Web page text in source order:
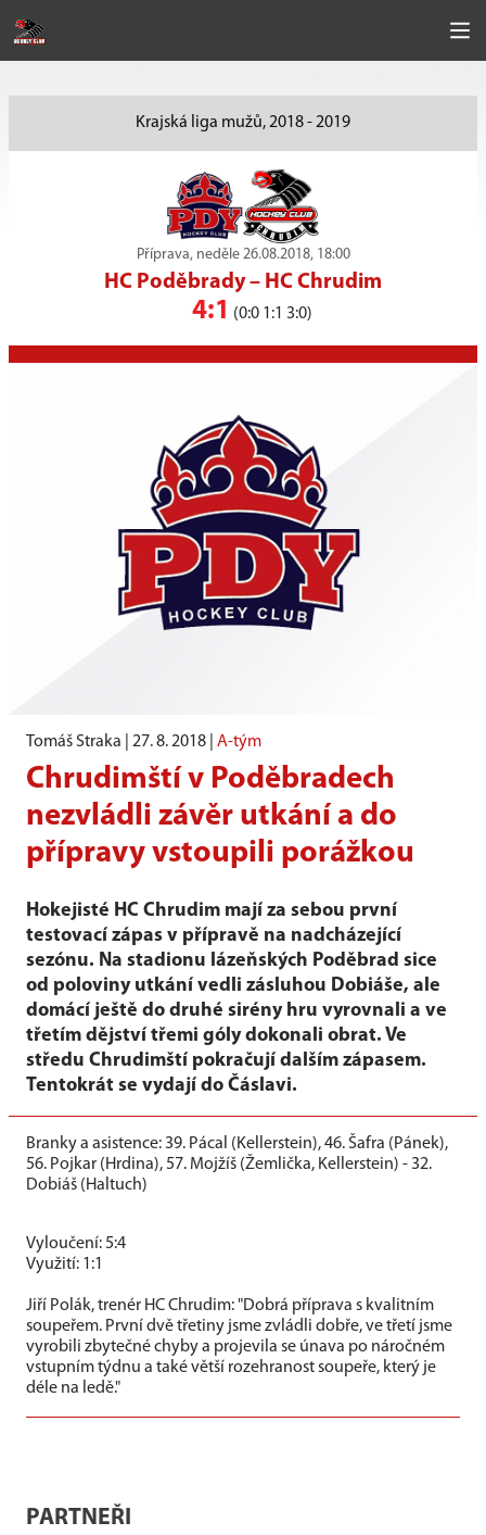
Krajská liga mužů, 2018 - 2019
Příprava, neděle 26.08.2018, 18:00
HC Poděbrady– HC Chrudim
4:1 (0:0 1:1 3:0)
Tomáš Straka | 27. 8. 2018 A-tým
Chrudimští v Poděbradech
nezvládli závěr utkání a do
přípravy vstoupili porážkou
Hokejisté HC Chrudim mají za sebou první
testovací zápas v přípravě na nadcházející
sezónu. Na stadionu lázeňských Poděbrad sice
od poloviny utkání vedli zásluhou Dobiáše, ale
domácí ještě do druhé sirény hru vyrovnali a ve
třetím dějství třemi góly dokonali obrat. Ve
středu Chrudimští pokračují dalším zápasem.
Tentokrát se vydají do Čáslavi.
Branky a asistence: 39. Pácal (Kellerstein), 46. Šafra (Pánek),
56. Pojkar (Hrdina), 57. Mojžíš (Žemlička, Kellerstein) - 32.
Dobiáš (Haltuch)
Vyloučení: 5:4
Využití: 1:1
Jiří Polák, trenér HC Chrudim: "Dobrá příprava s kvalitním
soupeřem. První dvě třetiny jsme zvládli dobře, ve třetí jsme
vyrobili zbytečné chyby a projevila se únava po náročném
vstupním týdnu a také větší rozehranost soupeře, který je
déle na ledě."
PARTNEŘI